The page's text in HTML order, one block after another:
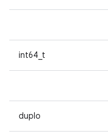
int64_t
duplo